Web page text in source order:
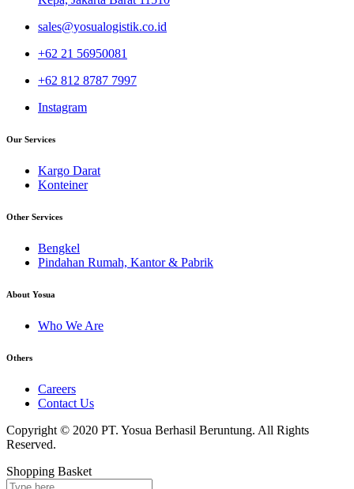
sales@yosualogistik.co.id
+62 21 56950081
+62 812 8787 7997
Instagram
Our Services
Kargo Darat
Konteiner
Other Services
Bengkel
Pindahan Rumah, Kantor & Pabrik
About Yosua
Who We Are
Others
Careers
Contact Us
Copyright © 2020 PT. Yosua Berhasil Beruntung. All Rights
Reserved.
Shopping Basket